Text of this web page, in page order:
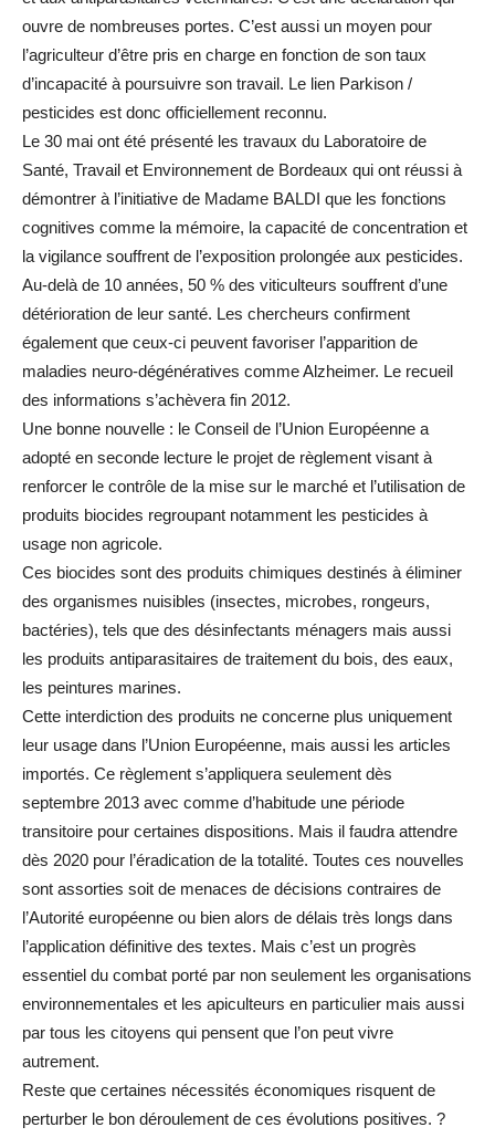
ouvre de nombreuses portes. C’est aussi un moyen pour
l’agriculteur d’être pris en charge en fonction de son taux
d’incapacité à poursuivre son travail. Le lien Parkison /
pesticides est donc officiellement reconnu.
Le 30 mai ont été présenté les travaux du Laboratoire de
Santé, Travail et Environnement de Bordeaux qui ont réussi à
démontrer à l’initiative de Madame BALDI que les fonctions
cognitives comme la mémoire, la capacité de concentration et
la vigilance souffrent de l’exposition prolongée aux pesticides.
Au-delà de 10 années, 50 % des viticulteurs souffrent d’une
détérioration de leur santé. Les chercheurs confirment
également que ceux-ci peuvent favoriser l’apparition de
maladies neuro-dégénératives comme Alzheimer. Le recueil
des informations s’achèvera fin 2012.
Une bonne nouvelle : le Conseil de l’Union Européenne a
adopté en seconde lecture le projet de règlement visant à
renforcer le contrôle de la mise sur le marché et l’utilisation de
produits biocides regroupant notamment les pesticides à
usage non agricole.
Ces biocides sont des produits chimiques destinés à éliminer
des organismes nuisibles (insectes, microbes, rongeurs,
bactéries), tels que des désinfectants ménagers mais aussi
les produits antiparasitaires de traitement du bois, des eaux,
les peintures marines.
Cette interdiction des produits ne concerne plus uniquement
leur usage dans l’Union Européenne, mais aussi les articles
importés. Ce règlement s’appliquera seulement dès
septembre 2013 avec comme d’habitude une période
transitoire pour certaines dispositions. Mais il faudra attendre
dès 2020 pour l’éradication de la totalité. Toutes ces nouvelles
sont assorties soit de menaces de décisions contraires de
l’Autorité européenne ou bien alors de délais très longs dans
l’application définitive des textes. Mais c’est un progrès
essentiel du combat porté par non seulement les organisations
environnementales et les apiculteurs en particulier mais aussi
par tous les citoyens qui pensent que l’on peut vivre
autrement.
Reste que certaines nécessités économiques risquent de
perturber le bon déroulement de ces évolutions positives. ?